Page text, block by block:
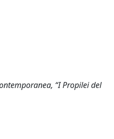
“I Propilei del